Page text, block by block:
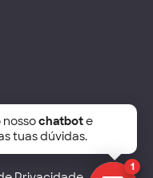
1
nossochatbote
tuas dúvidas.